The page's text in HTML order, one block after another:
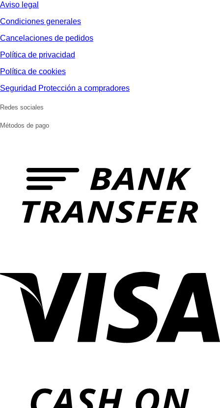
Aviso legal
Condiciones generales
Cancelaciones de pedidos
Política de privacidad
Política de cookies
Seguridad Protección a compradores
Redes sociales
Métodos de pago